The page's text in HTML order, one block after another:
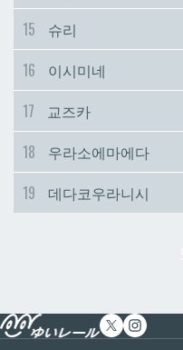
데
데
15
슈리
16
이시미네
17
교즈카
18
우라소에마에다
19
데다코우라니시